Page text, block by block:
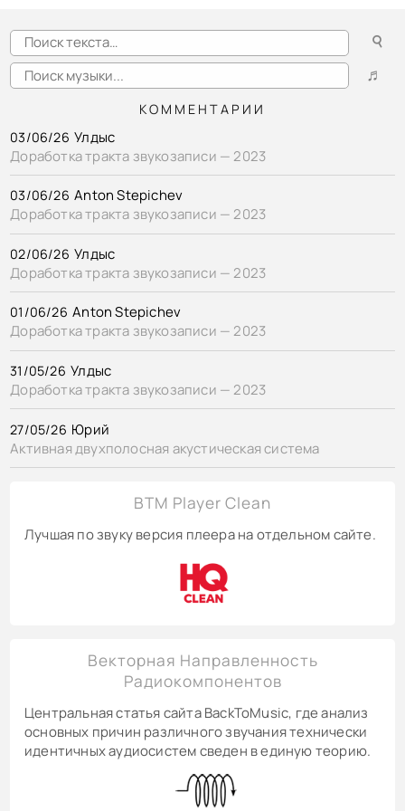
☌
♬
КОММЕНТАРИИ
03/06/26 Улдыс
Доработка тракта звукозаписи — 2023
03/06/26 Anton Stepichev
Доработка тракта звукозаписи — 2023
02/06/26 Улдыс
Доработка тракта звукозаписи — 2023
01/06/26 Anton Stepichev
Доработка тракта звукозаписи — 2023
31/05/26 Улдыс
Доработка тракта звукозаписи — 2023
27/05/26 Юрий
Активная двухполосная акустическая система
BTM Player Clean
Лучшая по звуку версия плеера на отдельном сайте.
Векторная Направленность
Радиокомпонентов
Центральная статья сайта BackToMusic, где анализ
основных причин различного звучания технически
идентичных аудиосистем сведен в единую теорию.